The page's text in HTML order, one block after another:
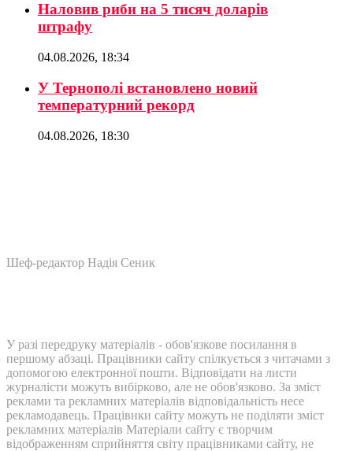
Наловив риби на 5 тисяч доларів
штрафу
04.08.2026, 18:34
У Тернополі встановлено новий
температурний рекорд
04.08.2026, 18:30
Шеф-редактор Надія Сеник
У разі передруку матеріалів - обов'язкове посилання в
першому абзаці. Працівники сайту спілкується з читачами з
допомогою електронної пошти. Відповідати на листи
журналісти можуть вибірково, але не обов'язково. За зміст
реклами та рекламних матеріалів відповідальність несе
рекламодавець. Працівнки сайту можуть не поділяти зміст
рекламних матеріалів Матеріали сайту є творчим
відображенням сприйняття світу працівниками сайту, не